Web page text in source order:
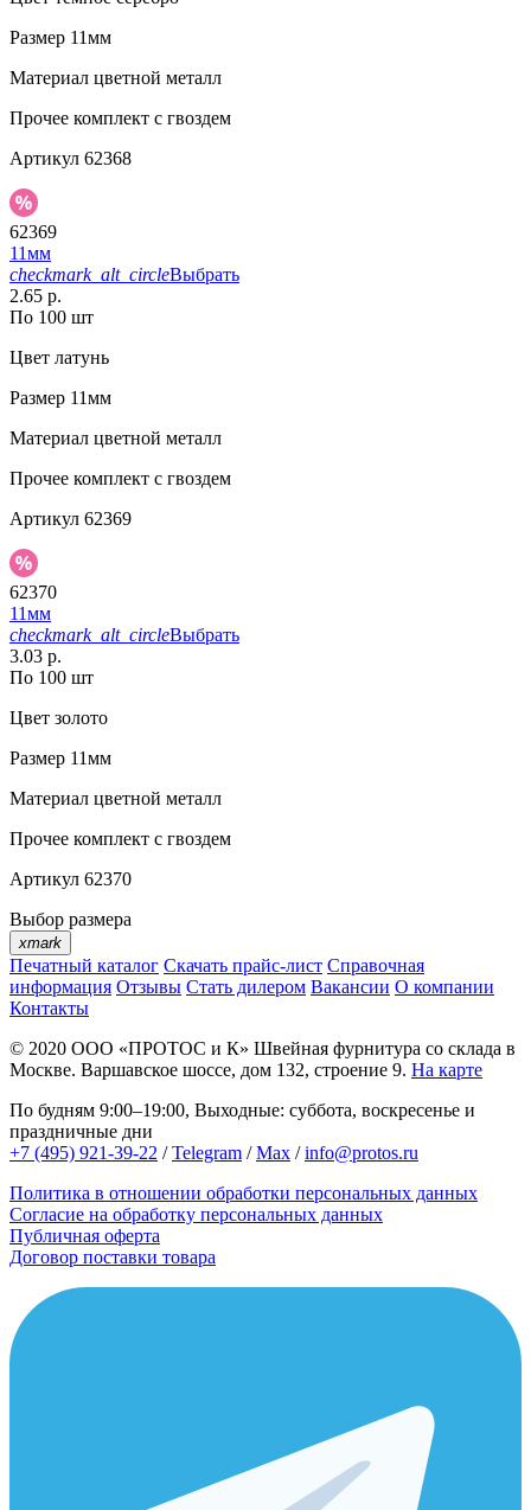
Размер 11мм
Материал цветной металл
Прочее комплект с гвоздем
Артикул 62368
62369
11мм
checkmark_alt_circleВыбрать
2.65 р.
По 100 шт
Цвет латунь
Размер 11мм
Материал цветной металл
Прочее комплект с гвоздем
Артикул 62369
62370
11мм
checkmark_alt_circleВыбрать
3.03 р.
По 100 шт
Цвет золото
Размер 11мм
Материал цветной металл
Прочее комплект с гвоздем
Артикул 62370
Выбор размера
xmark
Печатный каталог Скачать прайс-лист Справочная
информация Отзывы Стать дилером Вакансии О компании
Контакты
© 2020 ООО «ПРОТОС и К» Швейная фурнитура со склада в
Москве. Варшавское шоссе, дом 132, строение 9. На карте
По будням 9:00–19:00, Выходные: суббота, воскресенье и
праздничные дни
+7 (495) 921-39-22 /Telegram /Max /info@protos.ru
Политика в отношении обработки персональных данных
Согласие на обработку персональных данных
Публичная оферта
Договор поставки товара